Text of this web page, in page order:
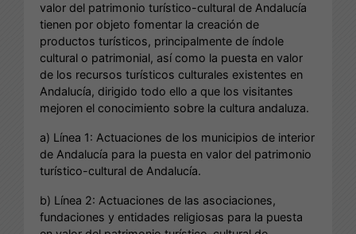
valor del patrimonio turístico-cultural de Andalucía
tienen por objeto fomentar la creación de
productos turísticos, principalmente de índole
cultural o patrimonial, así como la puesta en valor
de los recursos turísticos culturales existentes en
Andalucía, dirigido todo ello a que los visitantes
mejoren el conocimiento sobre la cultura andaluza.
a) Línea 1: Actuaciones de los municipios de interior
de Andalucía para la puesta en valor del patrimonio
turístico-cultural de Andalucía.
b) Línea 2: Actuaciones de las asociaciones,
fundaciones y entidades religiosas para la puesta